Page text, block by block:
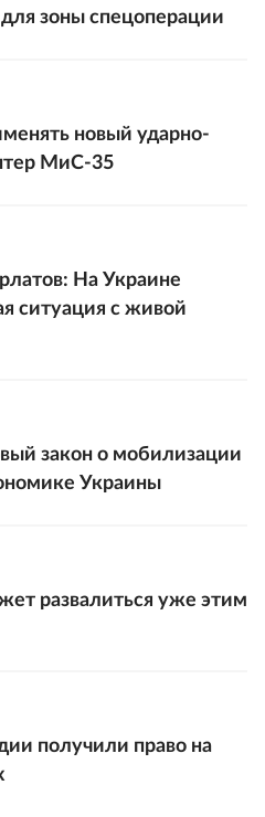
зоны спецоперации
новый ударно-
МиС-35
На Украине
ситуация с живой
закон о мобилизации
Украины
развалиться уже этим
получили право на